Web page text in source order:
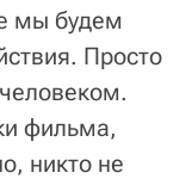
мы будем
Просто
фильма,
никто не